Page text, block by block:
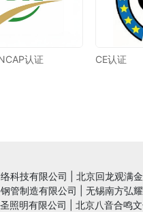
认证 CE认证
科技有限公司 北京回龙观满
管制造有限公司
无锡南方弘
照明有限公司 北京八音合鸣